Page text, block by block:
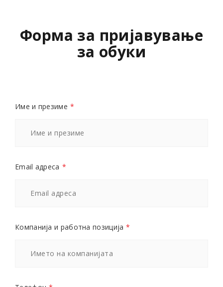
Форма за пријавување
за обуки
Име и презиме *
Email адреса *
Компанија и работна позиција *